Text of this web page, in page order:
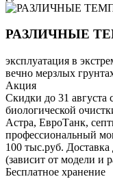
РАЗЛИЧНЫЕ
эксплуатация в
вечно мерзлых
Акция
Скидки до 31 августа
биологической
Астра, ЕвроТанк,
профессиональный
100 тыс.руб.
(зависит от модели и
Бесплатное хранение